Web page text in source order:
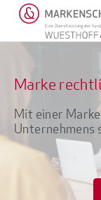
Marke
Mit einer
Unternehmens